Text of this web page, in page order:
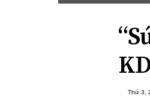
Chính sách
Đối thoại
Thứ 3,